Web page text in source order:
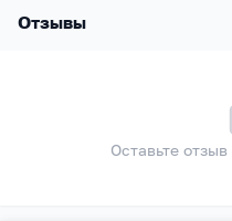
Отзывы
Оставьте